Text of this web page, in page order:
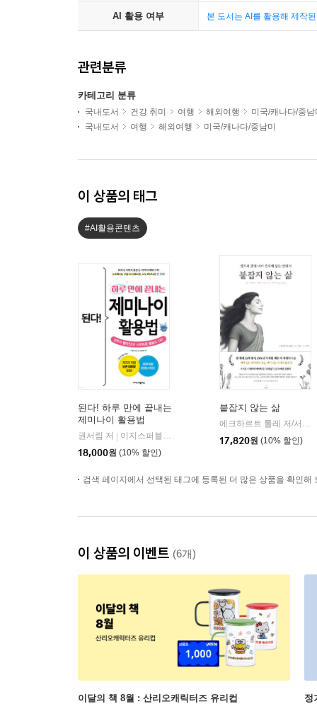
AI 활용 여부 본 도서는 AI를 활용해 제작
관련분류
카테고리 분류
국내도서 건강 취미 여행 해외여행
미국/캐나다/중남
국내도서
여행 해외여행 미국/캐나다/중남미
이 상품의 태그
#AI활용콘텐츠
된다! 하루 만에 끝내는
제미나이 활용법
권서림 저
이지스퍼블리싱
18,000원 (10% 할인)
붙잡지 않는 삶
에크하르트 톨레 저/서진 편/루카 역
17,820원 (10% 할인)
검색 페이지에서 선택된 태그에 등록된 더 많은 상품을 확인해
이 상품의 이벤트 (6개)
이달의 책 8월 : 산리오캐릭터즈 유리컵 정